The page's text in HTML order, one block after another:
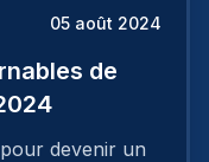
05 août 2024
de
devenir un